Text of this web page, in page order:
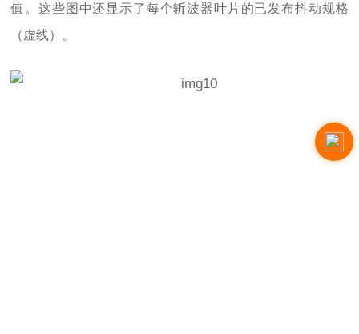
值。这些图中还显示了每个斩波器叶片的已发布抖动规格
（虚线）。